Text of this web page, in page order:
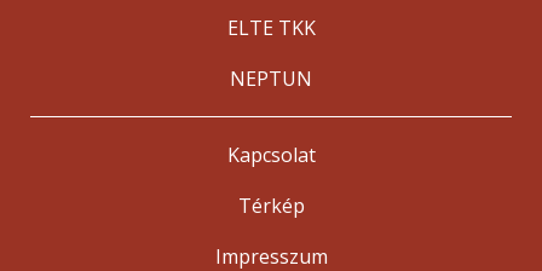
ELTE TKK
NEPTUN
Kapcsolat
Térkép
Impresszum